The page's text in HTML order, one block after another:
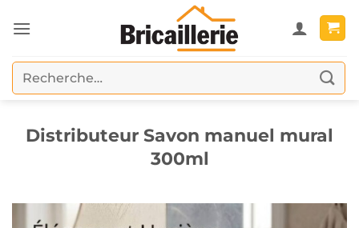
au
Recherche
pour :
Distributeur Savon manuel mural
300ml